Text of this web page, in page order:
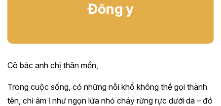
Đông y
Cô bác anh chị thân mến,
Trong cuộc sống, có những nỗi khổ không thể gọi thành
tên, chỉ âm ỉ như ngọn lửa nhỏ cháy rừng rực dưới da – đó